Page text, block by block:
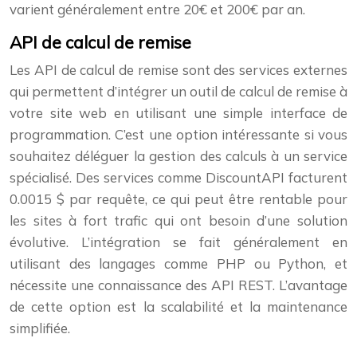
varient généralement entre 20€ et 200€ par an.
API de calcul de remise
Les API de calcul de remise sont des services externes
qui permettent d’intégrer un outil de calcul de remise à
votre site web en utilisant une simple interface de
programmation. C’est une option intéressante si vous
souhaitez déléguer la gestion des calculs à un service
spécialisé. Des services comme DiscountAPI facturent
0.0015 $ par requête, ce qui peut être rentable pour
les sites à fort trafic qui ont besoin d’une solution
évolutive. L’intégration se fait généralement en
utilisant des langages comme PHP ou Python, et
nécessite une connaissance des API REST. L’avantage
de cette option est la scalabilité et la maintenance
simplifiée.